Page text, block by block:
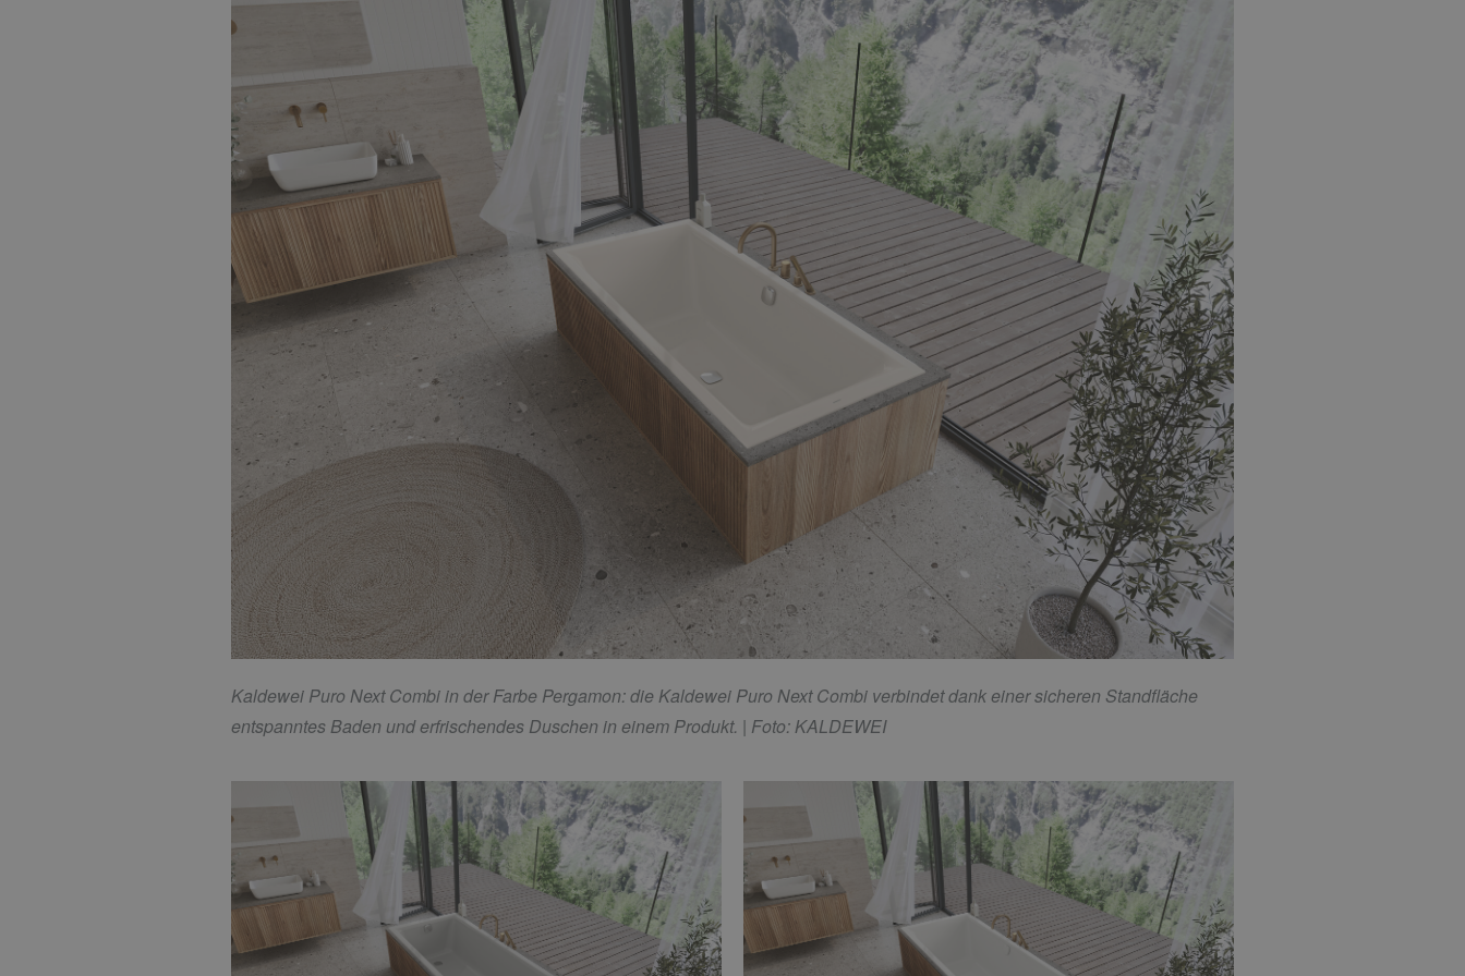
Kaldewei Puro Next Combi in der Farbe Pergamon: die Kaldewei Puro Next Combi verbindet dank einer sicheren Standfläche
entspanntes Baden und erfrischendes Duschen in einem Produkt. | Foto: KALDEWEI